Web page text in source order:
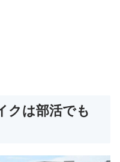
クは部活でも